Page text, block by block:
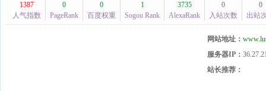
1387
人气指数
0
PageRank
0
百度权重
1
Sogou Rank
3735
AlexaRank
0
入站次数
0
出站
网站地址：
服务器IP：
站长推荐：